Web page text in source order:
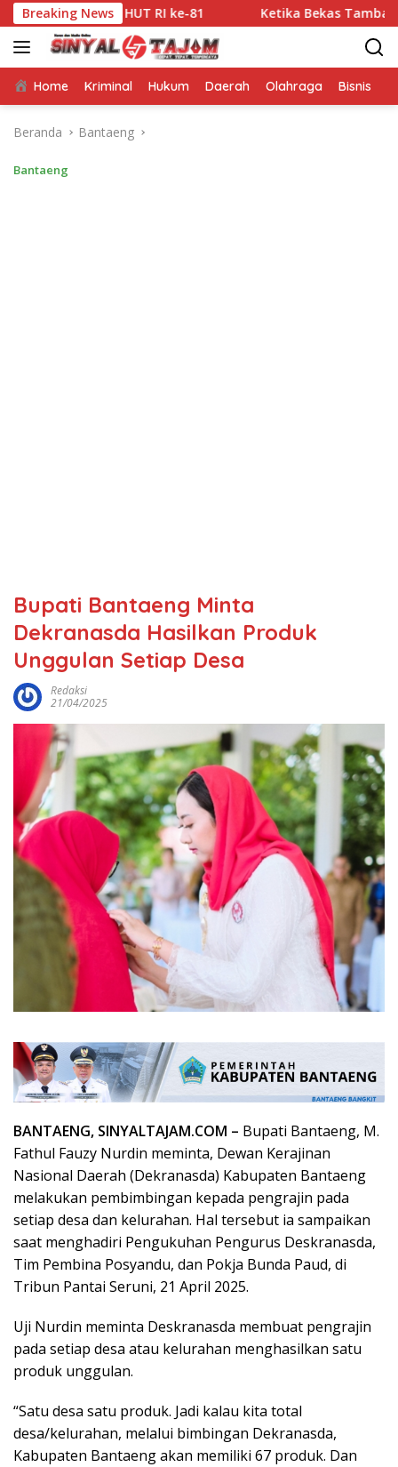
Langsung
ke
konten
Breaking News
HUT RI ke-81 Ketika Bekas Tambang Kembali
Home Kriminal Hukum Daerah Olahraga Bisnis
Beranda Bantaeng
Bantaeng
Bupati Bantaeng Minta
Dekranasda Hasilkan Produk
Unggulan Setiap Desa
Redaksi
21/04/2025
BANTAENG, SINYALTAJAM.COM – Bupati Bantaeng, M.
Fathul Fauzy Nurdin meminta, Dewan Kerajinan
Nasional Daerah (Dekranasda) Kabupaten Bantaeng
melakukan pembimbingan kepada pengrajin pada
setiap desa dan kelurahan. Hal tersebut ia sampaikan
saat menghadiri Pengukuhan Pengurus Deskranasda,
Tim Pembina Posyandu, dan Pokja Bunda Paud, di
Tribun Pantai Seruni, 21 April 2025.
Uji Nurdin meminta Deskranasda membuat pengrajin
pada setiap desa atau kelurahan menghasilkan satu
produk unggulan.
“Satu desa satu produk. Jadi kalau kita total
desa/kelurahan, melalui bimbingan Dekranasda,
Kabupaten Bantaeng akan memiliki 67 produk. Dan